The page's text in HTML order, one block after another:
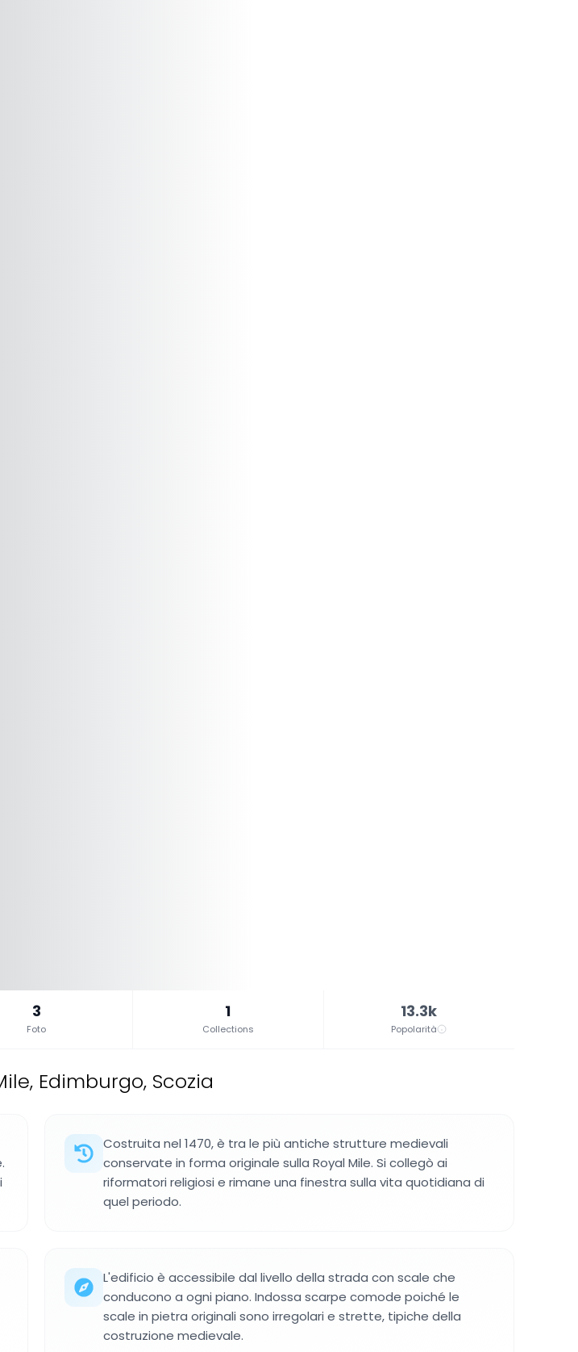
3
Foto
1
Collections
13.3k
Popolarità
Edimburgo, Scozia
Costruita nel 1470, è tra le più antiche strutture medievali
conservate in forma originale sulla Royal Mile. Si collegò ai
riformatori religiosi e rimane una finestra sulla vita quotidiana di
quel periodo.
L'edificio è accessibile dal livello della strada con scale che
conducono a ogni piano. Indossa scarpe comode poiché le
scale in pietra originali sono irregolari e strette, tipiche della
costruzione medievale.